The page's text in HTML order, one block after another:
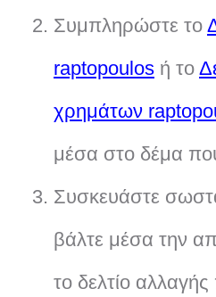
Συμπληρώστε το
raptopoulos ή το
χρημάτων
μέσα στο δέμα
Συσκευάστε
βάλτε μέσα την
το δελτίο